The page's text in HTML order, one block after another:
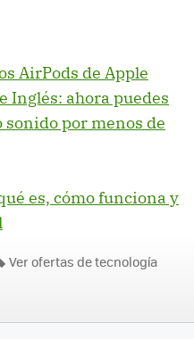
AirPods de Apple
Inglés: ahora puedes
por menos de
es, cómo funciona y
Ver ofertas de tecnología